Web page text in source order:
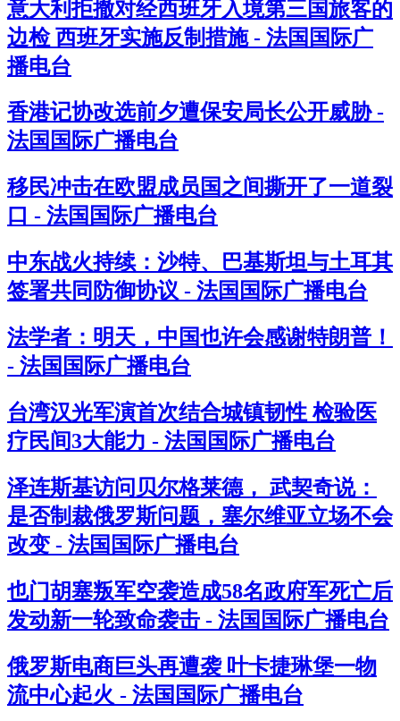
意大利拒撤对经西班牙入境第三国旅客的
边检 西班牙实施反制措施 - 法国国际广
播电台
香港记协改选前夕遭保安局长公开威胁 -
法国国际广播电台
移民冲击在欧盟成员国之间撕开了一道裂
口 - 法国国际广播电台
中东战火持续：沙特、巴基斯坦与土耳其
签署共同防御协议 - 法国国际广播电台
法学者：明天，中国也许会感谢特朗普！
- 法国国际广播电台
台湾汉光军演首次结合城镇韧性 检验医
疗民间3大能力 - 法国国际广播电台
泽连斯基访问贝尔格莱德， 武契奇说：
是否制裁俄罗斯问题，塞尔维亚立场不会
改变 - 法国国际广播电台
也门胡塞叛军空袭造成58名政府军死亡后
发动新一轮致命袭击 - 法国国际广播电台
俄罗斯电商巨头再遭袭 叶卡捷琳堡一物
流中心起火 - 法国国际广播电台